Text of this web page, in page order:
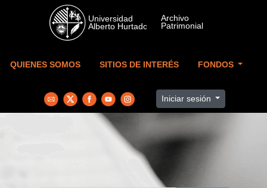
Skip to main content
QUIENES SOMOS SITIOS DE INTERÉS FONDOS
Iniciar sesión